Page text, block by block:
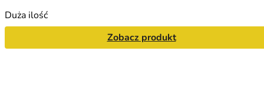
Duża ilość
Zobacz produkt